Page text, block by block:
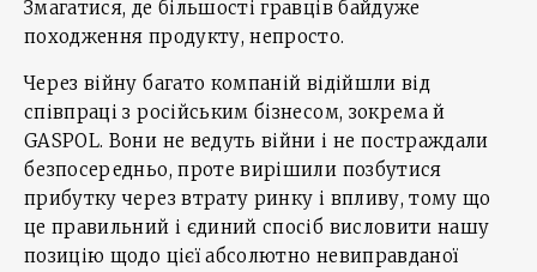
Змагатися, де більшості гравців байдуже
походження продукту, непросто.
Через війну багато компаній відійшли від
співпраці з російським бізнесом, зокрема й
GASPOL. Вони не ведуть війни і не постраждали
безпосередньо, проте вирішили позбутися
прибутку через втрату ринку і впливу, тому що
це правильний і єдиний спосіб висловити нашу
позицію щодо цієї абсолютно невиправданої